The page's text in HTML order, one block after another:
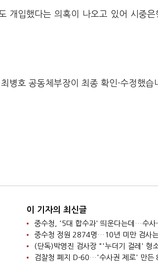
개입했다는 의혹이 나오고 있어 시중
병호 공동체부장이 최종 확인·수정했습
이 기자의 최신글
중수청 정원 2874명…10년 미만 검사
검찰청 폐지 D-60…'수사권 제로' 만든